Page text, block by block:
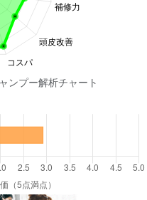
ンプー解析チャート